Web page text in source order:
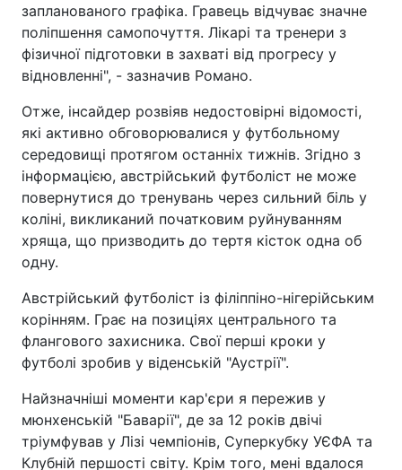
запланованого графіка. Гравець відчуває значне
поліпшення самопочуття. Лікарі та тренери з
фізичної підготовки в захваті від прогресу у
відновленні", - зазначив Романо.
Отже, інсайдер розвіяв недостовірні відомості,
які активно обговорювалися у футбольному
середовищі протягом останніх тижнів. Згідно з
інформацією, австрійський футболіст не може
повернутися до тренувань через сильний біль у
коліні, викликаний початковим руйнуванням
хряща, що призводить до тертя кісток одна об
одну.
Австрійський футболіст із філіппіно-нігерійським
корінням. Грає на позиціях центрального та
флангового захисника. Свої перші кроки у
футболі зробив у віденській "Аустрії".
Найзначніші моменти кар'єри я пережив у
мюнхенській "Баварії", де за 12 років двічі
тріумфував у Лізі чемпіонів, Суперкубку УЄФА та
Клубній першості світу. Крім того, мені вдалося